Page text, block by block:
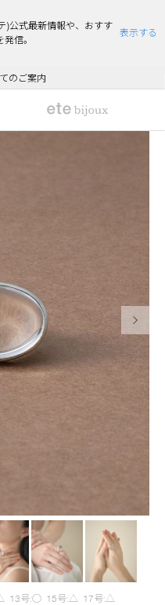
)公式最新情報や、おすす
信。
表示する
ント付与のご案内
届け状況について
のご案内
>>
内意ください
ント付与のご案内
届け状況について
13号:◯ 15号:△ 17号:△